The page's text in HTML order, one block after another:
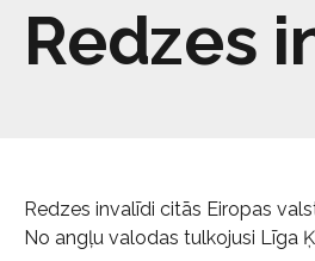
Redzes
Redzes invalīdi citās Eiropas
No angļu valodas tulkojusi Līga